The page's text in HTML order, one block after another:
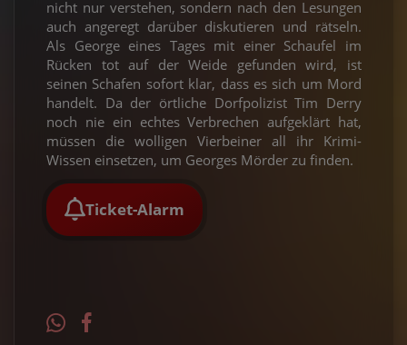
nicht nur verstehen, sondern nach den Lesungen
auch angeregt darüber diskutieren und rätseln.
Als George eines Tages mit einer Schaufel im
Rücken tot auf der Weide gefunden wird, ist
seinen Schafen sofort klar, dass es sich um Mord
handelt. Da der örtliche Dorfpolizist Tim Derry
noch nie ein echtes Verbrechen aufgeklärt hat,
müssen die wolligen Vierbeiner all ihr Krimi-
Wissen einsetzen, um Georges Mörder zu finden.
Ticket-Alarm